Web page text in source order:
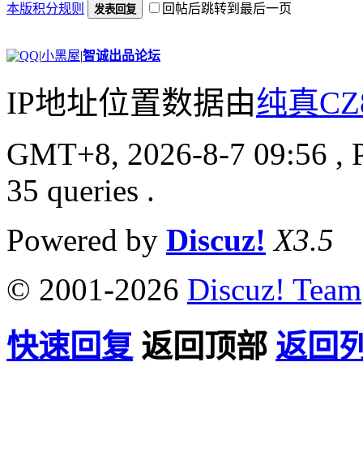
本版积分规则 发表回复 回帖后跳转到最后一页
|小黑屋|智诚出品论坛
IP地址位置数据由纯真
GMT+8, 2026-8-7 09:56 ,
35 queries .
Powered by Discuz! X3.5
© 2001-2026 Discuz! Team
快速回复 返回顶部 返回